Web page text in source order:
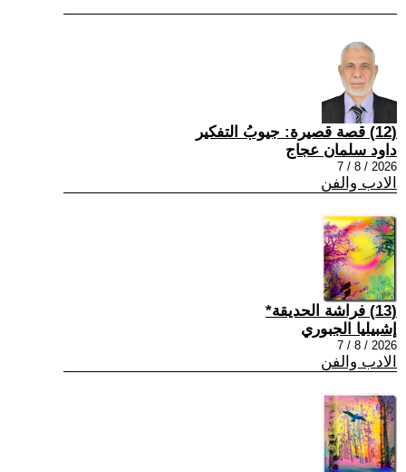
(12) قصة قصيرة: جيوبُ التفكير
داود سلمان عجاج
2026 / 8 / 7
الادب والفن
(13) فراشة الحديقة*
إشبيليا الجبوري
2026 / 8 / 7
الادب والفن